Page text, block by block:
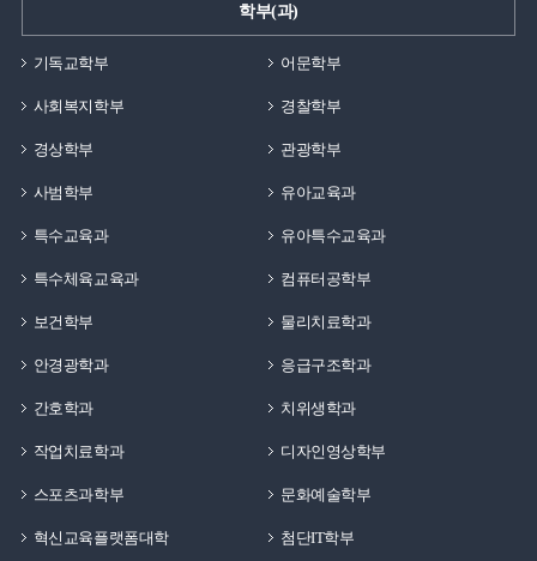
학부(과)
기독교학부 어문학부
사회복지학부 경찰학부
경상학부 관광학부
사범학부 유아교육과
특수교육과 유아특수교육과
특수체육교육과 컴퓨터공학부
보건학부 물리치료학과
안경광학과 응급구조학과
간호학과 치위생학과
작업치료학과 디자인영상학부
스포츠과학부 문화예술학부
혁신교육플랫폼대학 첨단IT학부